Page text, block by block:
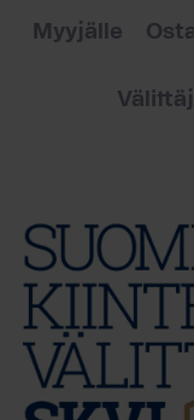
Myyjälle